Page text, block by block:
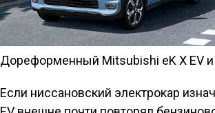
Дореформенный Mitsubishi eK X EV
Если ниссановский электрокар